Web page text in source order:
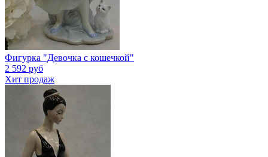
Фигурка "Девочка с кошечкой"
2 592 руб
Хит продаж